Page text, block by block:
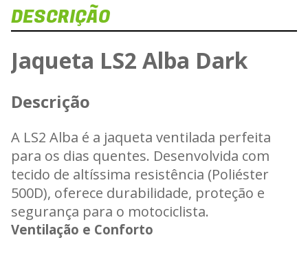
Veja
DESCRIÇÃO
Jaqueta LS2 Alba Dark
Descrição
A LS2 Alba é a jaqueta ventilada perfeita
para os dias quentes. Desenvolvida com
tecido de altíssima resistência (Poliéster
500D), oferece durabilidade, proteção e
segurança para o motociclista.
Ventilação e Conforto